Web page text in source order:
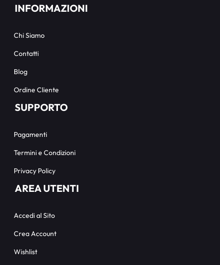
INFORMAZIONI
Chi Siamo
Contatti
Blog
Ordine Cliente
SUPPORTO
Pagamenti
Termini e Condizioni
Privacy Policy
AREA UTENTI
Accedi al Sito
Crea Account
Wishlist